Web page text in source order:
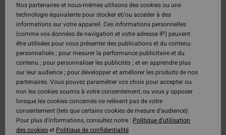
Nos partenaires et nous-mêmes utilisons des cookies ou une
technologie équivalente pour stocker et/ou accéder à des
informations sur votre appareil. Ces informations personnelles
(comme vos données de navigation et votre adresse IP) peuvent
être utilisées pour vous présenter des publications et du contenu
personnalisés ; pour mesurer la performance publicitaire et du
contenu ; pour personnaliser les publicités ; et en apprendre plus
sur leur audience ; pour développer et améliorer les produits de nos
partenaires. Vous pouvez paramétrer vos choix pour accepter ou
non les cookies soumis à votre consentement, ou vous y opposer
lorsque les cookies concernés ne relèvent pas de votre
consentement (tels que certains cookies de mesure d’audience).
Pour plus d'informations, consultez notre : Politique d'utilisation
des cookieset Politique de confidentialité